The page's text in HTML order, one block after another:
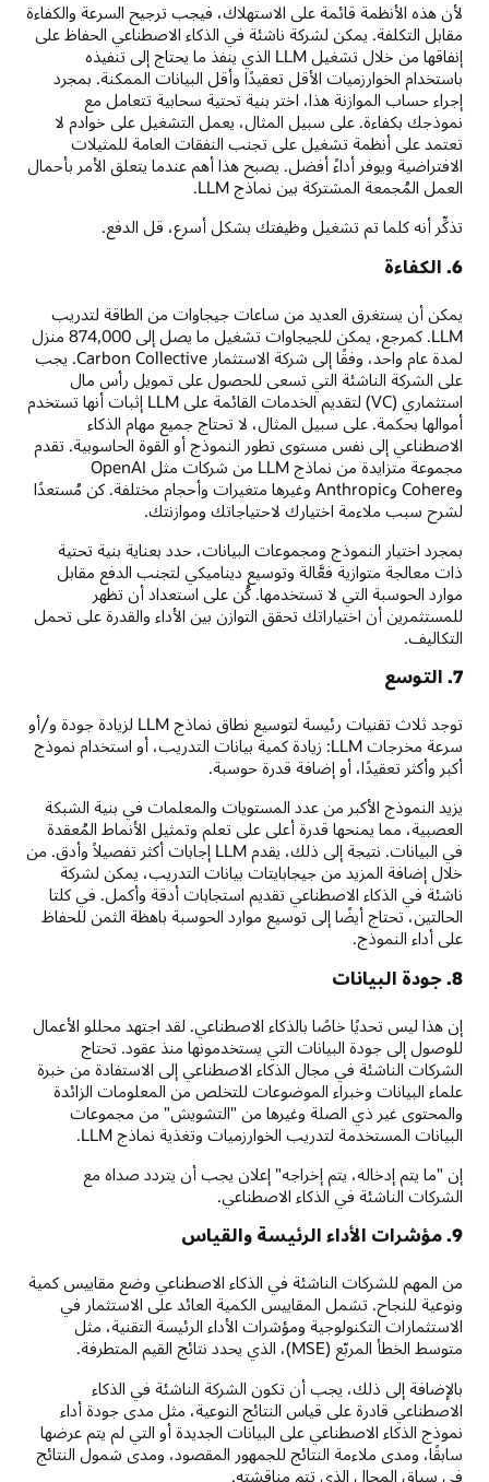
لأن هذه الأنظمة قائمة على الاستهلاك، فيجب ترجيح السرعة والكفاءة
مقابل التكلفة. يمكن لشركة ناشئة في الذكاء الاصطناعي الحفاظ على
إنفاقها من خلال تشغيل LLM الذي ينفذ ما يحتاج إلى تنفيذه
باستخدام الخوارزميات الأقل تعقيدًا وأقل البيانات الممكنة. بمجرد
إجراء حساب الموازنة هذا، اختر بنية تحتية سحابية تتعامل مع
نموذجك بكفاءة. على سبيل المثال، يعمل التشغيل على خوادم لا
تعتمد على أنظمة تشغيل على تجنب النفقات العامة للمثيلات
الافتراضية ويوفر أداءً أفضل. يصبح هذا أهم عندما يتعلق الأمر بأحمال
العمل المُجمعة المشتركة بين نماذج LLM.
تذكِّر أنه كلما تم تشغيل وظيفتك بشكل أسرع، قل الدفع.
6. الكفاءة
يمكن أن يستغرق العديد من ساعات جيجاوات من الطاقة لتدريب
LLM. كمرجع، يمكن للجيجاوات تشغيل ما يصل إلى 874,000 منزل
لمدة عام واحد، وفقًا إلى شركة الاستثمار Carbon Collective. يجب
على الشركة الناشئة التي تسعى للحصول على تمويل رأس مال
استثماري (VC) لتقديم الخدمات القائمة على LLM إثبات أنها تستخدم
أموالها بحكمة. على سبيل المثال، لا تحتاج جميع مهام الذكاء
الاصطناعي إلى نفس مستوى تطور النموذج أو القوة الحاسوبية. تقدم
مجموعة متزايدة من نماذج LLM من شركات مثل OpenAI
وCohere وAnthropic وغيرها متغيرات وأحجام مختلفة. كن مُستعدًا
لشرح سبب ملاءمة اختيارك لاحتياجاتك وموازنتك.
بمجرد اختيار النموذج ومجموعات البيانات، حدد بعناية بنية تحتية
ذات معالجة متوازية فعَّالة وتوسيع ديناميكي لتجنب الدفع مقابل
موارد الحوسبة التي لا تستخدمها. كُن على استعداد أن تظهر
للمستثمرين أن اختياراتك تحقق التوازن بين الأداء والقدرة على تحمل
التكاليف.
7. التوسع
توجد ثلاث تقنيات رئيسة لتوسيع نطاق نماذج LLM لزيادة جودة و/أو
سرعة مخرجات LLM: زيادة كمية بيانات التدريب، أو استخدام نموذج
أكبر وأكثر تعقيدًا، أو إضافة قدرة حوسبة.
يزيد النموذج الأكبر من عدد المستويات والمعلمات في بنية الشبكة
العصبية، مما يمنحها قدرة أعلى على تعلم وتمثيل الأنماط المُعقدة
في البيانات. نتيجة إلى ذلك، يقدم LLM إجابات أكثر تفصيلاً وأدق. من
خلال إضافة المزيد من جيجابايتات بيانات التدريب، يمكن لشركة
ناشئة في الذكاء الاصطناعي تقديم استجابات أدقة وأكمل. في كلتا
الحالتين، تحتاج أيضًا إلى توسيع موارد الحوسبة باهظة الثمن للحفاظ
على أداء النموذج.
8. جودة البيانات
إن هذا ليس تحديًا خاصًا بالذكاء الاصطناعي. لقد اجتهد محللو الأعمال
للوصول إلى جودة البيانات التي يستخدمونها منذ عقود. تحتاج
الشركات الناشئة في مجال الذكاء الاصطناعي إلى الاستفادة من خبرة
علماء البيانات وخبراء الموضوعات للتخلص من المعلومات الزائدة
والمحتوى غير ذي الصلة وغيرها من "التشويش" من مجموعات
البيانات المستخدمة لتدريب الخوارزميات وتغذية نماذج LLM.
إن "ما يتم إدخاله، يتم إخراجه" إعلان يجب أن يتردد صداه مع
الشركات الناشئة في الذكاء الاصطناعي.
9. مؤشرات الأداء الرئيسة والقياس
من المهم للشركات الناشئة في الذكاء الاصطناعي وضع مقاييس كمية
ونوعية للنجاح. تشمل المقاييس الكمية العائد على الاستثمار في
الاستثمارات التكنولوجية ومؤشرات الأداء الرئيسة التقنية، مثل
متوسط الخطأ المربّع (MSE)، الذي يحدد نتائج القيم المتطرفة.
بالإضافة إلى ذلك، يجب أن تكون الشركة الناشئة في الذكاء
الاصطناعي قادرة على قياس النتائج النوعية، مثل مدى جودة أداء
نموذج الذكاء الاصطناعي على البيانات الجديدة أو التي لم يتم عرضها
سابقًا، ومدى ملاءمة النتائج للجمهور المقصود، ومدى شمول النتائج
في سياق المجال الذي تتم مناقشته.